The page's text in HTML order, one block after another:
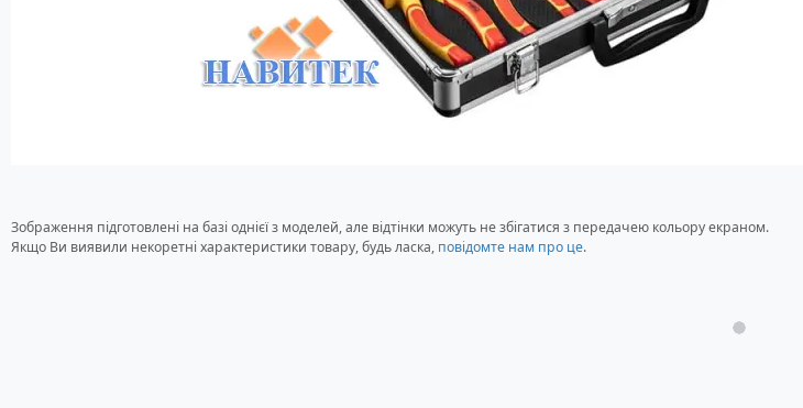
Зображення підготовлені на базі однієї з моделей, але відтінки можуть не збігатися з передачею кольору екраном.
Якщо Ви виявили некоретні характеристики товару, будь ласка, повідомте нам про це.
Загрузка...